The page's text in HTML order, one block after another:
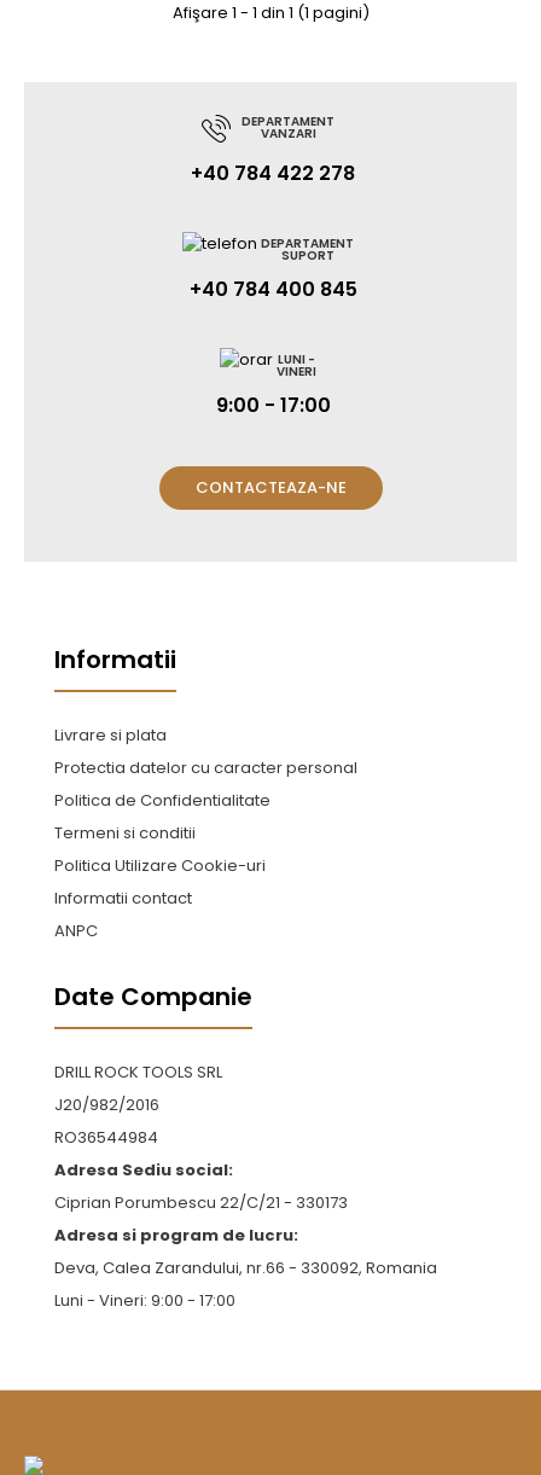
Afişare 1 - 1 din 1 (1 pagini)
DEPARTAMENT
VANZARI
+40 784 422 278
DEPARTAMENT
SUPORT
+40 784 400 845
LUNI -
VINERI
9:00 - 17:00
CONTACTEAZA-NE
Informatii
Livrare si plata
Protectia datelor cu caracter personal
Politica de Confidentialitate
Termeni si conditii
Politica Utilizare Cookie-uri
Informatii contact
ANPC
Date Companie
DRILL ROCK TOOLS SRL
J20/982/2016
RO36544984
Adresa Sediu social:
Ciprian Porumbescu 22/C/21 - 330173
Adresa si program de lucru:
Deva, Calea Zarandului, nr.66 - 330092, Romania
Luni - Vineri: 9:00 - 17:00